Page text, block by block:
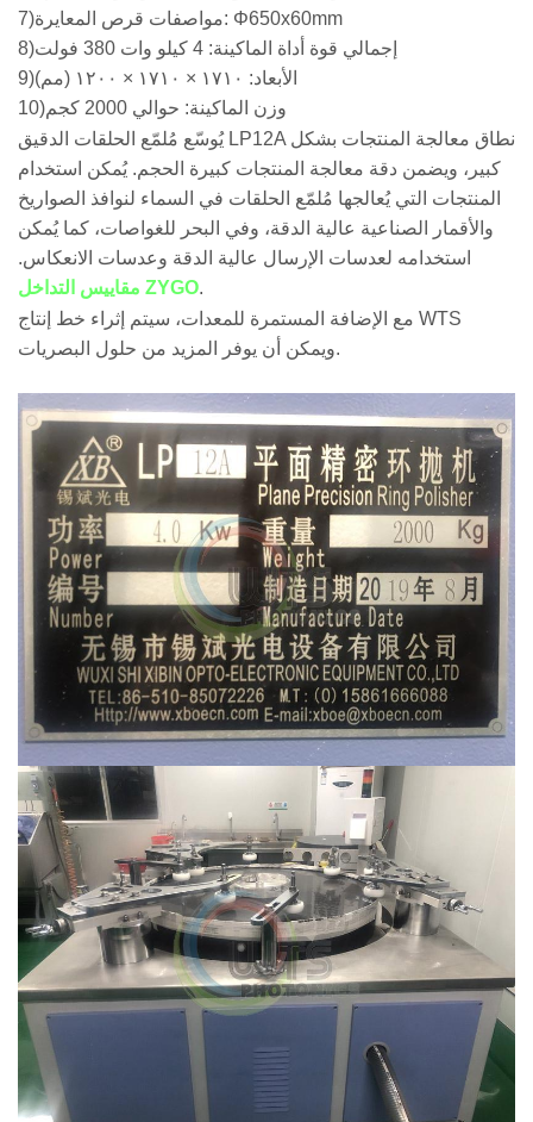
7)
مواصفات قرص المعايرة: Φ650x60mm
8)
إجمالي قوة أداة الماكينة: 4 كيلو وات 380 فولت
9)
الأبعاد: ١٧١٠ × ١٧١٠ × ١٢٠٠ (مم)
10)
وزن الماكينة: حوالي 2000 كجم
يُوسّع مُلمّع الحلقات الدقيق LP12A نطاق معالجة المنتجات بشكل
كبير، ويضمن دقة معالجة المنتجات كبيرة الحجم. يُمكن استخدام
المنتجات التي يُعالجها مُلمّع الحلقات في السماء لنوافذ الصواريخ
والأقمار الصناعية عالية الدقة، وفي البحر للغواصات، كما يُمكن
استخدامه لعدسات الإرسال عالية الدقة وعدسات الانعكاس.
مقاييس التداخل ZYGO.
مع الإضافة المستمرة للمعدات، سيتم إثراء خط إنتاج WTS
ويمكن أن يوفر المزيد من حلول البصريات.